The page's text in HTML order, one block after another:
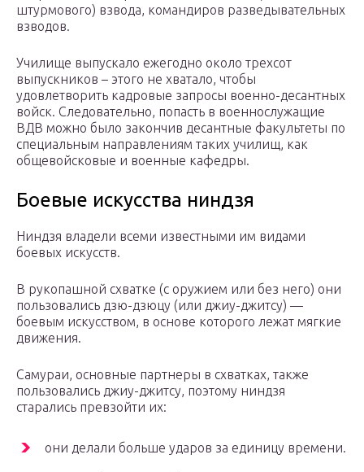
штурмового) взвода, командиров разведывательных
взводов.
Училище выпускало ежегодно около трехсот
выпускников – этого не хватало, чтобы
удовлетворить кадровые запросы военно-десантных
войск. Следовательно, попасть в военнослужащие
ВДВ можно было закончив десантные факультеты по
специальным направлениям таких училищ, как
общевойсковые и военные кафедры.
Боевые искусства ниндзя
Ниндзя владели всеми известными им видами
боевых искусств.
В рукопашной схватке (с оружием или без него) они
пользовались дзю-дзюцу (или джиу-джитсу) —
боевым искусством, в основе которого лежат мягкие
движения.
Самураи, основные партнеры в схватках, также
пользовались джиу-джитсу, поэтому ниндзя
старались превзойти их:
они делали больше ударов за единицу времени.